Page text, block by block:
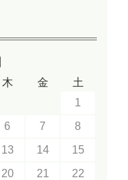
木 金
土
1
6 7
8
13 14
15
20 21
22